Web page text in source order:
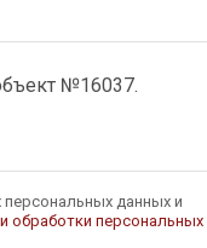
данных и
обработки персональных